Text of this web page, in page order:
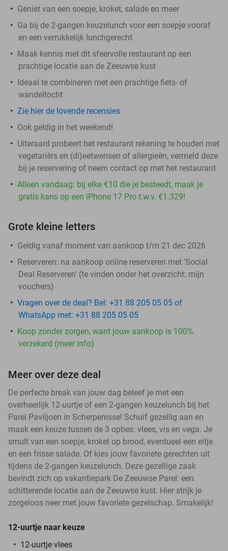
Geniet van een soepje, kroket, salade en meer
Ga bij de 2-gangen keuzelunch voor een soepje vooraf
en een verrukkelijk lunchgerecht
Maak kennis met dit sfeervolle restaurant op een
prachtige locatie aan de Zeeuwse kust
Ideaal te combineren met een prachtige fiets- of
wandeltocht
Zie hier de lovende recensies
Ook geldig in het weekend!
Uiteraard probeert het restaurant rekening te houden met
vegetariërs en (di)eetwensen of allergieën, vermeld deze
bij je reservering of neem contact op met het restaurant
Alleen vandaag: bij elke €10 die je besteedt, maak je
gratis kans op een iPhone 17 Pro t.w.v. €1.329!
Grote kleine letters
Geldig vanaf moment van aankoop t/m 21 dec 2026
Reserveren: na aankoop online reserveren met 'Social
Deal Reserveren' (te vinden onder het overzicht: mijn
vouchers)
Vragen over de deal? Bel: +31 88 205 05 05 of
WhatsApp met: +31 88 205 05 05
Koop zonder zorgen, want jouw aankoop is 100%
verzekerd (meer info)
Meer over deze deal
De perfecte break van jouw dag beleef je met een
overheerlijk 12-uurtje of een 2-gangen keuzelunch bij het
Parel Paviljoen in Scherpenisse! Schuif gezellig aan en
maak een keuze tussen de 3 opties: vlees, vis en vega. Je
smult van een soepje, kroket op brood, eventueel een eitje
en een frisse salade. Of kies jouw favoriete gerechten uit
tijdens de 2-gangen keuzelunch. Deze gezellige zaak
bevindt zich op vakantiepark De Zeeuwse Parel: een
schitterende locatie aan de Zeeuwse kust. Hier strijk je
zorgeloos neer met jouw favoriete gezelschap. Smakelijk!
12-uurtje naar keuze
12-uurtje vlees